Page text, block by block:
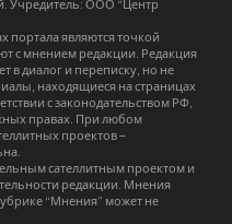
Учредитель: ООО “Центр
портала являются точкой
с мнением редакции. Редакция
в диалог и переписку, но не
находящиеся на страницах
с законодательством РФ,
правах. При любом
проектов –
сателлитным проектом и
редакции. Мнения
“Мнения” может не